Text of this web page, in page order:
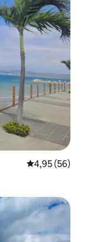
Vlerësimi
4,95 (56)